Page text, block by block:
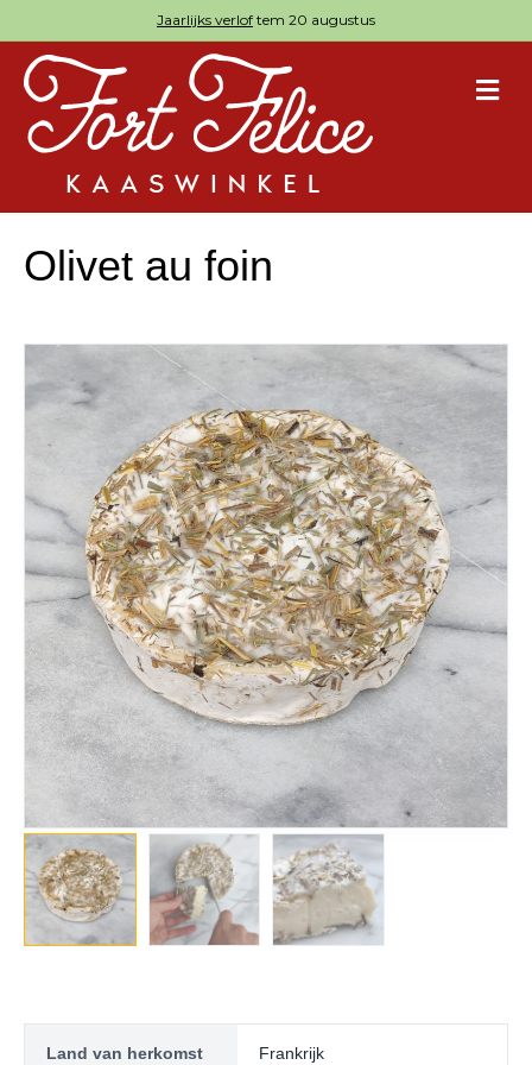
Jaarlijks verlof tem 20 augustus
Olivet au foin
Land van herkomst Frankrijk